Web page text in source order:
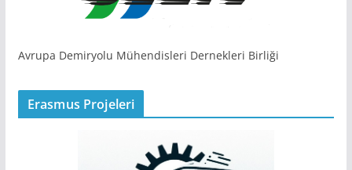
Avrupa Demiryolu Mühendisleri Dernekleri Birliği
Erasmus Projeleri